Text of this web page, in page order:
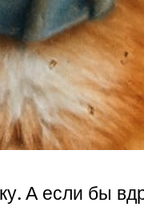
А если бы